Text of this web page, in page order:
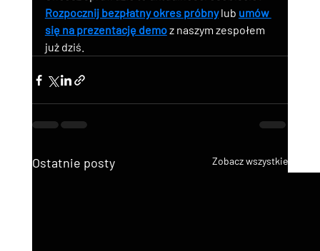
Rozpocznij bezpłatny okres próbny lub umów
się na prezentację demo z naszym zespołem
już dziś.
Ostatnie posty Zobacz wszystkie